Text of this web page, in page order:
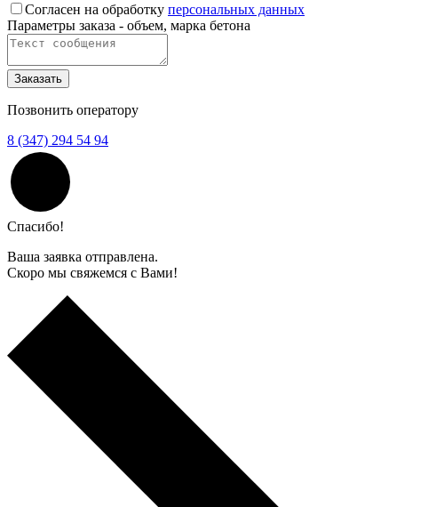
Согласен на обработку персональных данных
Параметры заказа - объем, марка бетона
Заказать
Позвонить оператору
8 (347) 294 54 94
Спасибо!
Ваша заявка отправлена.
Скоро мы свяжемся с Вами!